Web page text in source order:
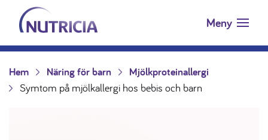
Hoppa till innehåll
Nutricia.se Meny
Hem Näring för barn
Mjölkproteinallergi
Symtom på mjölkallergi hos bebis och barn